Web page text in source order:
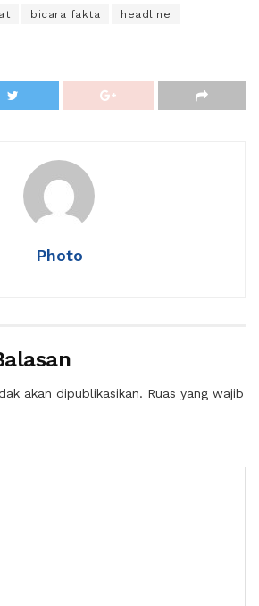
bicara fakta headline
Photo
akan dipublikasikan. Ruas yang wajib